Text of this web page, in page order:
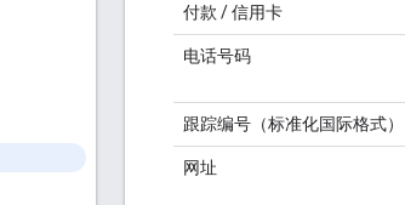
付款 / 信用卡
电话号码
跟踪编号（标准化国际格式）
网址